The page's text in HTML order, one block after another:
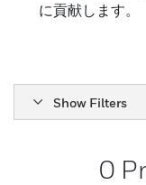
に貢献します。
Show Filters
0